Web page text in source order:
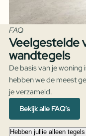
FAQ
Veelgestelde
wandtegels
De basis van je woning
hebben we de meest
je verzameld.
Bekijk alle FAQ’s
Hebben jullie alleen